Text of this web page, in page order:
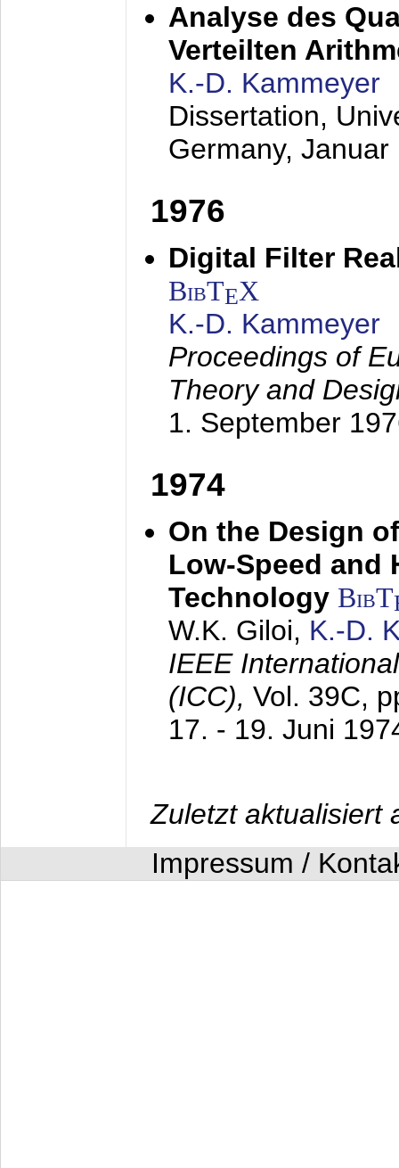
Analyse des
Verteilten
K.-D. Kammeyer
Dissertation,
Germany, Januar
1976
Digital Filter
BibTEX
K.-D. Kammeyer
Proceedings of
Theory and
1. September
1974
On the Design
Low-Speed and
Technology BibT
W.K. Giloi, K.-D.
IEEE
(ICC), Vol. 39C,
17. - 19. Juni
Zuletzt aktualisiert
Impressum /